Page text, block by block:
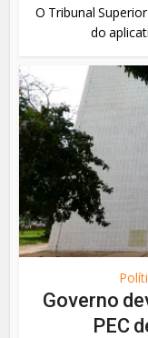
O Tribunal
do
Governo
PEC